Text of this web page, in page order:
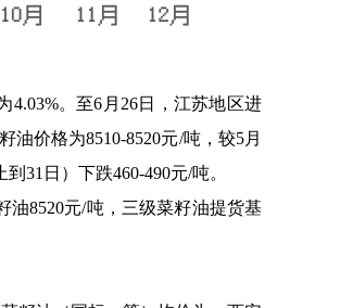
4.03%。至6月26日，江苏地区进
油价格为8510-8520元/吨，较5月
31日）下跌460-490元/吨。
油8520元/吨，三级菜籽油提货基